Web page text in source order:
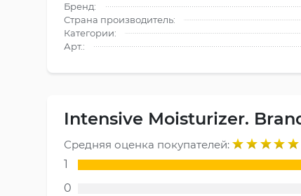
Бренд:
Страна производитель:
Категории:
Арт.:
Intensive Moisturizer.
Средняя оценка покупателей:
1
0